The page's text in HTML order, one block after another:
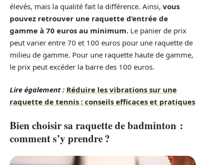
élevés, mais la qualité fait la différence. Ainsi, vous
pouvez retrouver une raquette d’entrée de
gamme à 70 euros au minimum. Le panier de prix
peut varier entre 70 et 100 euros pour une raquette de
milieu de gamme. Pour une raquette haute de gamme,
le prix peut excéder la barre des 100 euros.
Lire également : Réduire les vibrations sur une
raquette de tennis : conseils efficaces et pratiques
Bien choisir sa raquette de badminton :
comment s’y prendre ?